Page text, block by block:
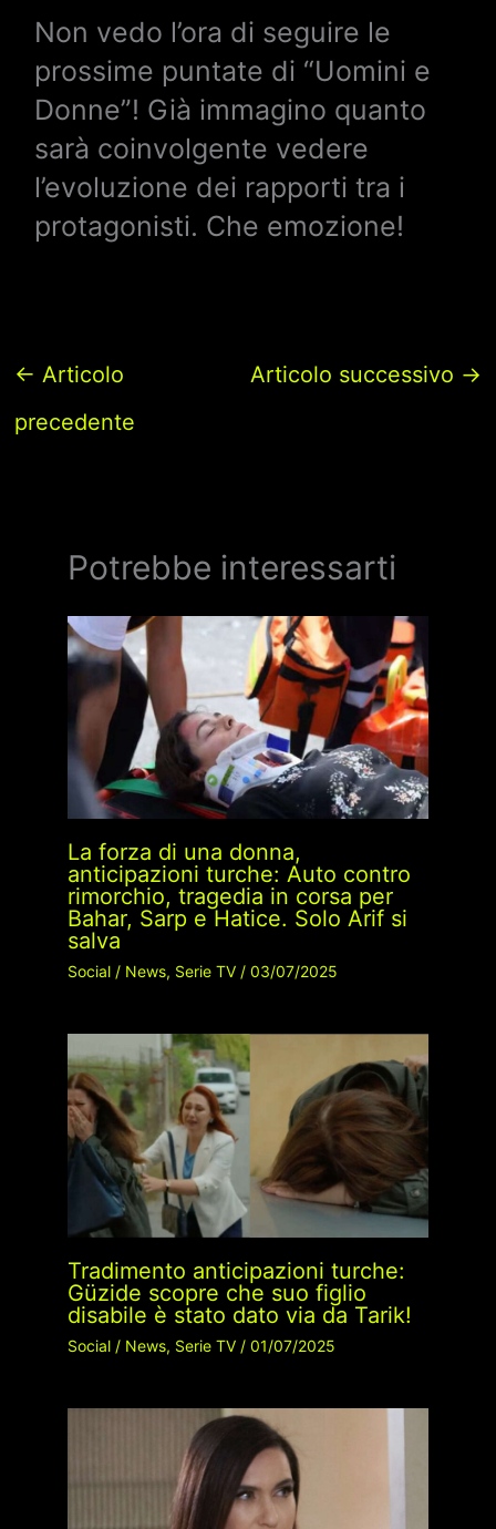
Non vedo l’ora di seguire le
prossime puntate di “Uomini e
Donne”! Già immagino quanto
sarà coinvolgente vedere
l’evoluzione dei rapporti tra i
protagonisti. Che emozione!
← Articolo
precedente
Articolo successivo →
Potrebbe interessarti
La forza di una donna,
anticipazioni turche: Auto contro
rimorchio, tragedia in corsa per
Bahar, Sarp e Hatice. Solo Arif si
salva
Social/ News, Serie TV/ 03/07/2025
Tradimento anticipazioni turche:
Güzide scopre che suo figlio
disabile è stato dato via da Tarik!
Social/ News, Serie TV/ 01/07/2025